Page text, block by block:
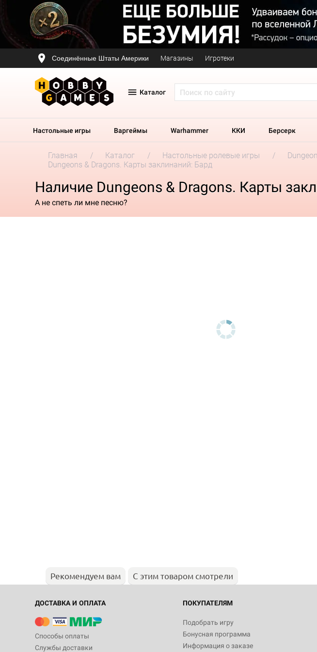
Соединённые Штаты Америки Магазины Игротеки
Каталог
Настольные игры Варгеймы Warhammer ККИ Берсерк
Главная Каталог Настольные ролевые игры
Dungeons & Dragons. Карты заклинаний: Бард
Наличие Dungeons & Dragons. Карты
А не спеть ли мне песню?
Рекомендуем вам С этим товаром смотрели
ДОСТАВКА И ОПЛАТА
Способы оплаты
Службы доставки
ПОКУПАТЕЛЯМ
Подобрать игру
Бонусная программа
Информация о заказе